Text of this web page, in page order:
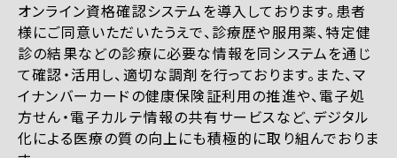
オンライン資格確認システムを導入しております。患者
様にご同意いただいたうえで、診療歴や服用薬、特定健
診の結果などの診療に必要な情報を同システムを通じ
て確認・活用し、適切な調剤を行っております。また、マ
イナンバーカードの健康保険証利用の推進や、電子処
方せん・電子カルテ情報の共有サービスなど、デジタル
化による医療の質の向上にも積極的に取り組んでおりま